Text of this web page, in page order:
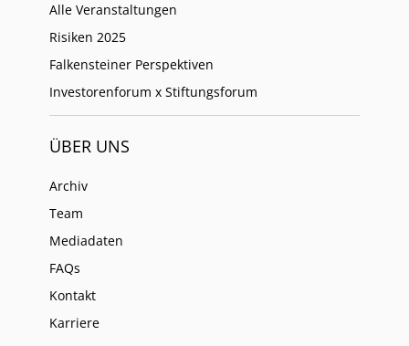
Alle Veranstaltungen
Risiken 2025
Falkensteiner Perspektiven
Investorenforum x Stiftungsforum
ÜBER UNS
Archiv
Team
Mediadaten
FAQs
Kontakt
Karriere